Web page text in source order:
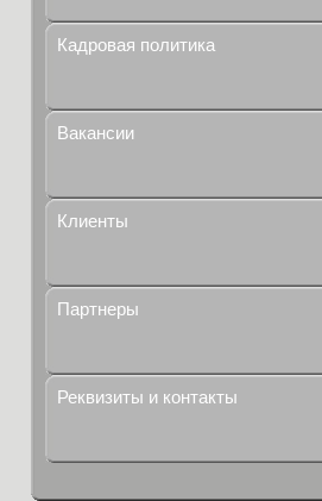
Кадровая политика
Вакансии
Клиенты
Партнеры
Реквизиты и контакты